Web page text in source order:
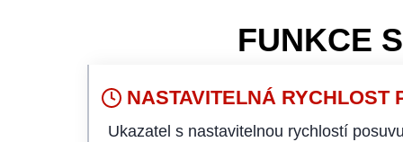
využijte možnost vidět
dokonalou
Zamezte
FUNKCE
NASTAVITELNÁ RYCHLOST
Ukazatel s nastavitelnou rychlostí